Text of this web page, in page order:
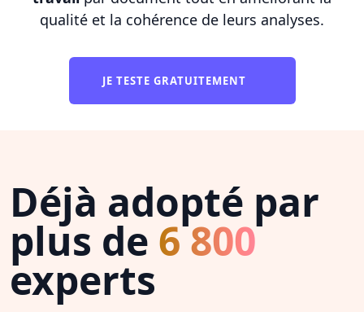
qualité et la cohérence de leurs analyses.
JE TESTE GRATUITEMENT
Déjà adopté par
plus de 6 800
experts